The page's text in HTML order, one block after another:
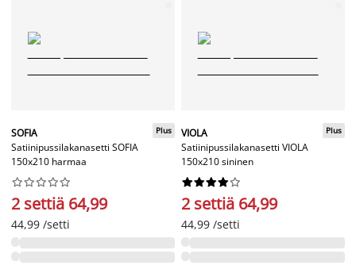
SOFIA
Satiinipussilakanasetti SOFIA
150x210 harmaa
Plus






2 settiä 64,99
44,99 /setti
VIOLA
Satiinipussilakanasetti VIOLA
150x210 sininen
Plus






2 settiä 64,99
44,99 /setti